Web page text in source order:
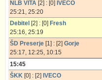
NLB VITA [2] : [0] IVECO
25:21, 25:20
Debitel [2] : [0] Fresh
25:16, 25:19
ŠD Preserje [1] : [2] Gorje
25:17, 12:25, 10:15
15:45
ŠKK [0] : [2] IVECO